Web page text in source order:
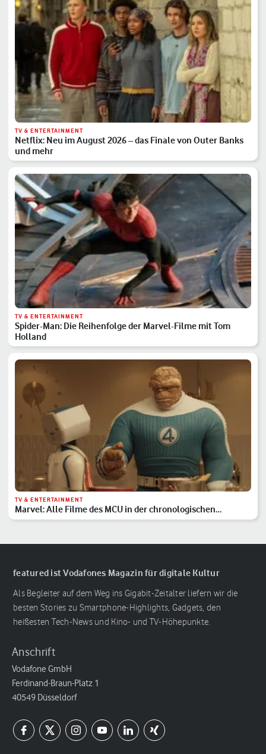
TV & ENTERTAINMENT
Netflix: Neu im August 2026 – das Finale von Outer Banks
und mehr
TV & ENTERTAINMENT
Spider-Man: Die Reihenfolge der Marvel-Filme mit Tom
Holland
TV & ENTERTAINMENT
Marvel: Alle Filme des MCU in der chronologischen
Reihenfolge
featured ist Vodafones Magazin für digitale Kultur
Als Begleiter auf dem Weg ins Gigabit-Zeitalter liefern wir die
besten Stories zu Smartphone-Highlights, Gadgets, den
heißesten Tech-News und Kino- und TV-Höhepunkte.
Anschrift
Vodafone GmbH
Ferdinand-Braun-Platz 1
40549 Düsseldorf